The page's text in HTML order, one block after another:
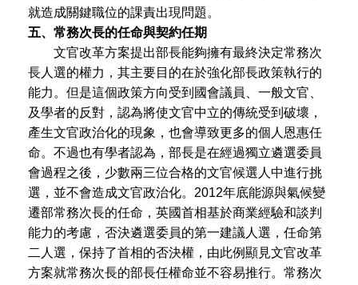
就造成關鍵職位的課責出現問題。
五、常務次長的任命與契約任期
文官改革方案提出部長能夠擁有最終決定常務次
長人選的權力，其主要目的在於強化部長政策執行的
能力。但是這個政策方向受到國會議員、一般文官、
及學者的反對，認為將使文官中立的傳統受到破壞，
產生文官政治化的現象，也會導致更多的個人恩惠任
命。不過也有學者認為，部長是在經過獨立遴選委員
會過程之後，少數兩三位合格的文官候選人中進行挑
選，並不會造成文官政治化。2012年底能源與氣候變
遷部常務次長的任命，英國首相基於商業經驗和談判
能力的考慮，否決遴選委員的第一建議人選，任命第
二人選，保持了首相的否決權，由此例顯見文官改革
方案就常務次長的部長任權命並不容易推行。常務次